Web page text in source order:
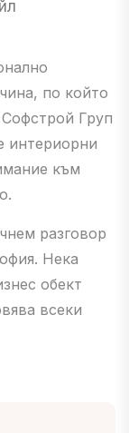
по който
Груп
интериорни
към
разговор
Нека
обект
всеки